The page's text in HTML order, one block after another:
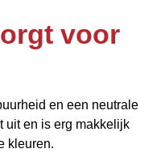
voor
en een neutrale
uit en is erg makkelijk
kleuren.